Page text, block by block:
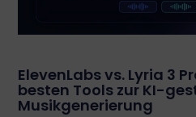
ElevenLabs vs. Lyria 3
besten Tools zur KI-
Musikgenerierung